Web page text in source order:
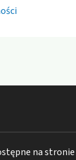
na stronie